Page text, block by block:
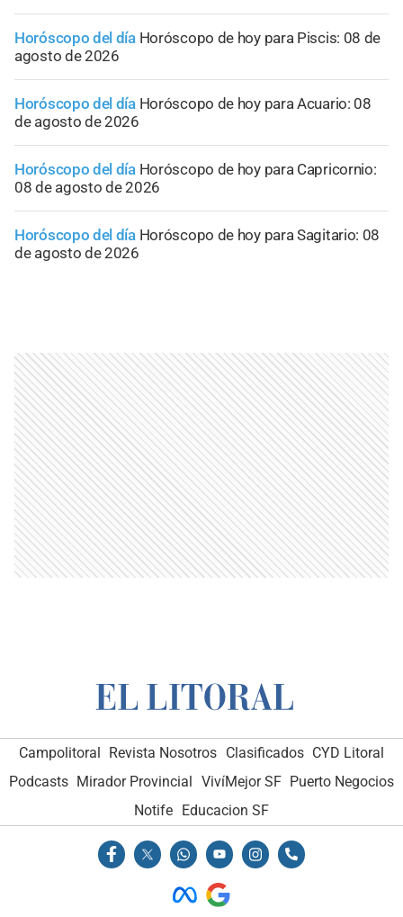
Horóscopo del día Horóscopo de hoy para Piscis: 08 de
agosto de 2026
Horóscopo del día Horóscopo de hoy para Acuario: 08
de agosto de 2026
Horóscopo del día Horóscopo de hoy para Capricornio:
08 de agosto de 2026
Horóscopo del día Horóscopo de hoy para Sagitario: 08
de agosto de 2026
Campolitoral Revista Nosotros Clasificados CYD Litoral
Podcasts Mirador Provincial VivíMejor SF Puerto Negocios
Notife
Educacion SF